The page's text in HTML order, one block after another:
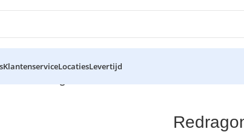
KlantenserviceLocatiesLevertijd